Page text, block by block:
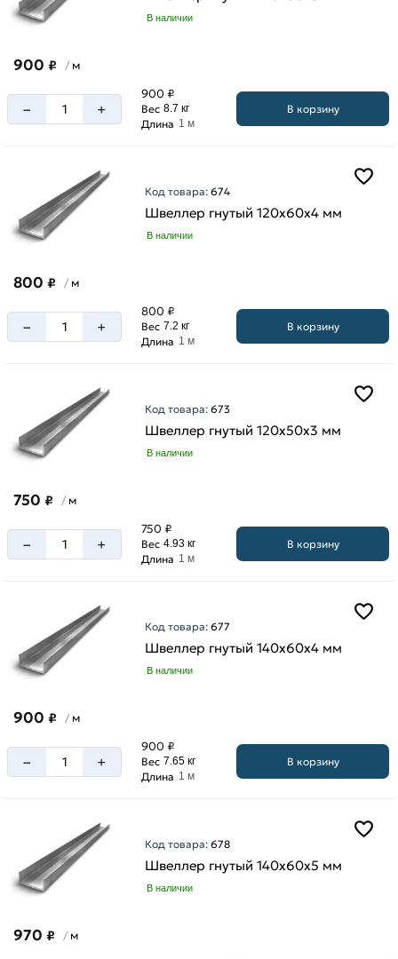
В наличии
900 ₽ / м
– +
900 ₽
Вес 8.7 кг
Длина 1 м
В корзину
Код товара:674
Швеллер гнутый 120х60х4 мм
В наличии
800 ₽ / м
– +
800 ₽
Вес 7.2 кг
Длина 1 м
В корзину
Код товара:673
Швеллер гнутый 120х50х3 мм
В наличии
750 ₽ / м
– +
750 ₽
Вес 4.93 кг
Длина 1 м
В корзину
Код товара:677
Швеллер гнутый 140х60х4 мм
В наличии
900 ₽ / м
– +
900 ₽
Вес 7.65 кг
Длина 1 м
В корзину
Код товара:678
Швеллер гнутый 140х60х5 мм
В наличии
970 ₽ / м